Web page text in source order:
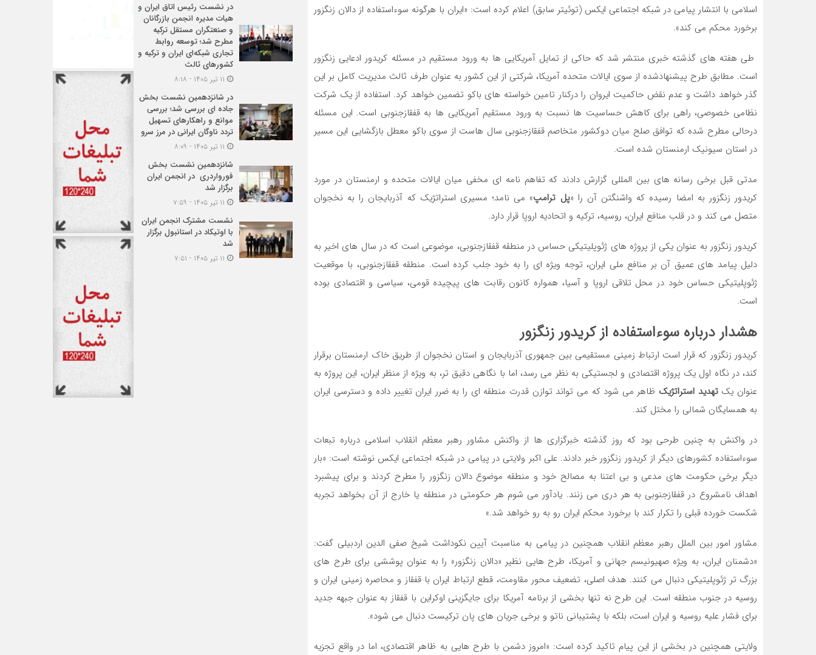
اسلامی با انتشار پیامی در شبکه اجتماعی ایکس (توئیتر سابق) اعلام کرده است: «ایران با هرگونه سوءاستفاده از دالان زنگزور
برخورد محکم می کند».
طی هفته های گذشته خبری منتشر شد که حاکی از تمایل آمریکایی ها به ورود مستقیم در مسئله کریدور ادعایی زنگزور
است. مطابق طرح پیشنهادشده از سوی ایالات متحده آمریکا، شرکتی از این کشور به عنوان طرف ثالث مدیریت کامل بر این
گذر خواهد داشت و عدم نقض حاکمیت ایروان را درکنار تامین خواسته های باکو تضمین خواهد کرد. استفاده از یک شرکت
نظامی خصوصی، راهی برای کاهش حساسیت ها نسبت به ورود مستقیم آمریکایی ها به قفقازجنوبی است. این مسئله
درحالی مطرح شده که توافق صلح میان دوکشور متخاصم قفقازجنوبی سال هاست از سوی باکو معطل بازگشایی این مسیر
در استان سیونیک ارمنستان شده است.
مدتی قبل برخی رسانه های بین المللی گزارش دادند که تفاهم نامه ای مخفی میان ایالات متحده و ارمنستان در مورد
کریدور زنگزور به امضا رسیده که واشنگتن آن را «پل ترامپ» می نامد؛ مسیری استراتژیک که آذربایجان را به نخجوان
متصل می کند و در قلب منافع ایران، روسیه، ترکیه و اتحادیه اروپا قرار دارد.
کریدور زنگزور به عنوان یکی از پروژه های ژئوپلیتیکی حساس در منطقه قفقازجنوبی، موضوعی است که در سال های اخیر به
دلیل پیامد های عمیق آن بر منافع ملی ایران، توجه ویژه ای را به خود جلب کرده است. منطقه قفقازجنوبی، با موقعیت
ژئوپلیتیکی حساس خود در محل تلاقی اروپا و آسیا، همواره کانون رقابت های پیچیده قومی، سیاسی و اقتصادی بوده
است.
هشدار درباره سوءاستفاده از کریدور زنگزور
کریدور زنگزور که قرار است ارتباط زمینی مستقیمی بین جمهوری آذربایجان و استان نخجوان از طریق خاک ارمنستان برقرار
کند، در نگاه اول یک پروژه اقتصادی و لجستیکی به نظر می رسد، اما با نگاهی دقیق تر، به ویژه از منظر ایران، این پروژه به
عنوان یکتهدید استراتژیک ظاهر می شود که می تواند توازن قدرت منطقه ای را به ضرر ایران تغییر داده و دسترسی ایران
به همسایگان شمالی را مختل کند.
در واکنش به چنین طرحی بود که روز گذشته خبرگزاری ها از واکنش مشاور رهبر معظم انقلاب اسلامی درباره تبعات
سوءاستفاده کشورهای دیگر از کریدور زنگزور خبر دادند. علی اکبر ولایتی در پیامی در شبکه اجتماعی ایکس نوشته است: «بار
دیگر برخی حکومت های مدعی و بی اعتنا به مصالح خود و منطقه موضوع دالان زنگزور را مطرح کردند و برای پیشبرد
اهداف نامشروع در قفقازجنوبی به هر دری می زنند. یادآور می شوم هر حکومتی در منطقه یا خارج از آن بخواهد تجربه
شکست خورده قبلی را تکرار کند با برخورد محکم ایران رو به رو خواهد شد.»
مشاور امور بین الملل رهبر معظم انقلاب همچنین در پیامی به مناسبت آیین نکوداشت شیخ صفی الدین اردبیلی گفت:
«دشمنان ایران، به ویژه صهیونیسم جهانی و آمریکا، طرح هایی نظیر «دالان زنگزور» را به عنوان پوششی برای طرح های
بزرگ تر ژئوپلیتیکی دنبال می کنند. هدف اصلی، تضعیف محور مقاومت، قطع ارتباط ایران با قفقاز و محاصره زمینی ایران و
روسیه در جنوب منطقه است. این طرح نه تنها بخشی از برنامه آمریکا برای جایگزینی اوکراین با قفقاز به عنوان جبهه جدید
برای فشار علیه روسیه و ایران است، بلکه با پشتیبانی ناتو و برخی جریان های پان ترکیست دنبال می شود».
ولایتی همچنین در بخشی از این پیام تاکید کرده است: «امروز دشمن با طرح هایی به ظاهر اقتصادی، اما در واقع تجزیه
در نشست رئیس اتاق ایران و
هیات مدیره انجمن بازرگانان
و صنعتگران مستقل ترکیه
مطرح شد؛ توسعه روابط
تجاری شبکه‌ای ایران و ترکیه و
کشورهای ثالث
در شانزدهمین نشست بخش
جاده ای بررسی شد؛ بررسی
موانع و راهکارهای تسهیل
تردد ناوگان ایرانی در مرز سرو
شانزدهمین نشست بخش
فورواردری در انجمن ایران
برگزار شد
نشست مشترک انجمن ایران
با اوتیکاد در استانبول برگزار
شد